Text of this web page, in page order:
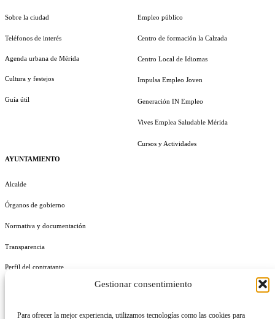
Gestionar consentimiento
Para ofrecer la mejor experiencia, utilizamos tecnologías como las cookies para
Sobre la ciudad
Teléfonos de interés
Agenda urbana de Mérida
Cultura y festejos
Guía útil
AYUNTAMIENTO
Alcalde
Órganos de gobierno
Normativa y documentación
Transparencia
Perfil del contratante
Empleo público
Centro de formación la Calzada
Centro Local de Idiomas
Impulsa Empleo Joven
Generación IN Empleo
Vives Emplea Saludable Mérida
Cursos y Actividades